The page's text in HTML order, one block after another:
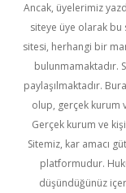
Ancak, üyelerimiz
siteye üye olarak bu
sitesi, herhangi bir
bulunmamaktadır.
paylaşılmaktadır.
olup, gerçek kurum
Gerçek kurum ve
Sitemiz, kar amacı
platformudur.
düşündüğünüz